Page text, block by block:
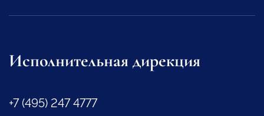
Исполнительная дирекция
+7 (495) 247 4777